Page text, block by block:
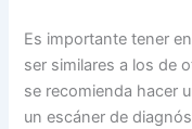
Es importante tener
ser similares a los de
se recomienda hacer
un escáner de